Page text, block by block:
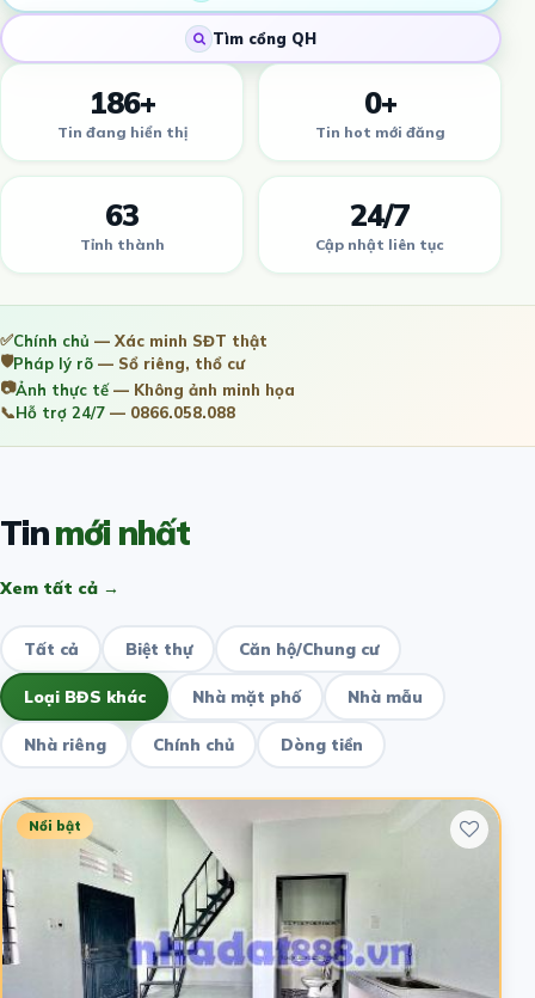
Tìm cổng QH
186+
Tin đang hiển thị
0+
Tin hot mới đăng
63
Tỉnh thành
24/7
Cập nhật liên tục
✅Chính chủ — Xác minh SĐT thật
🛡️Pháp lý rõ — Sổ riêng, thổ cư
📷Ảnh thực tế— Không ảnh minh họa
📞Hỗ trợ 24/7 — 0866.058.088
Tinmới nhất
Xem tất cả →
Tất cả Biệt thự Căn hộ/Chung cư
Loại BĐS khác Nhà mặt phố Nhà mẫu
Nhà riêng Chính chủ Dòng tiền
Nổi bật